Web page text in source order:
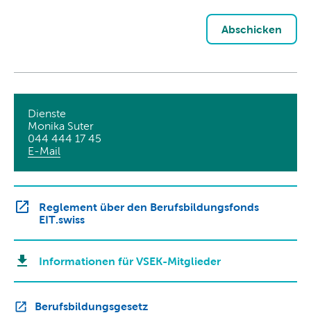
Abschicken
Dienste
Monika Suter
044 444 17 45
E-Mail
Reglement über den Berufsbildungsfonds
EIT.swiss
Informationen für VSEK-Mitglieder
Berufsbildungsgesetz